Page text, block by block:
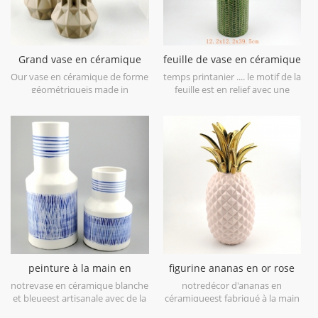
Grand vase en céramique
géométrique brun lot de 3
Our vase en céramique de forme
géométriqueis made in
material in geometric shapes,it is
hand-crafted with three sizes
assorted,very nice fit with your
modern furniture.
feuille de vase en céramique
vert citron patten
temps printanier .... le motif de la
feuille est en relief avec une
première vue. il est fait en grès
en porcelaine, obtenez plus
d'humeur de printemps essayez
cecivase en céramique vert lime.
peinture à la main en
céramique blanc et bleu
vase de table
notrevase en céramique blanche
et bleueest artisanale avec de la
figurine ananas en or rose
galvanoplastie déco maison
notredécor d'ananas en
céramiqueest fabriqué à la main